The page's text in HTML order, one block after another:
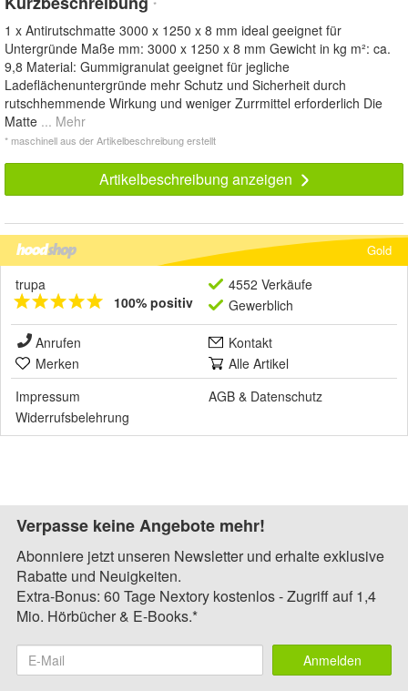
*
1 x Antirutschmatte 3000 x 1250 x 8 mm ideal geeignet für
Untergründe Maße mm: 3000 x 1250 x 8 mm Gewicht in kg m²: ca.
9,8 Material: Gummigranulat geeignet für jegliche
Ladeflächenuntergründe mehr Schutz und Sicherheit durch
rutschhemmende Wirkung und weniger Zurrmittel erforderlich Die
Matte ... Mehr
* maschinell aus der Artikelbeschreibung erstellt
Artikelbeschreibung anzeigen
Gold
trupa
100% positiv
4552 Verkäufe
Gewerblich
Anrufen
Kontakt
Merken
Alle Artikel
Impressum
AGB & Datenschutz
Widerrufsbelehrung
Verpasse keine Angebote mehr!
Abonniere jetzt unseren Newsletter und erhalte exklusive
Rabatte und Neuigkeiten.
Extra-Bonus: 60 Tage Nextory kostenlos - Zugriff auf 1,4
Mio. Hörbücher & E-Books.*
Anmelden